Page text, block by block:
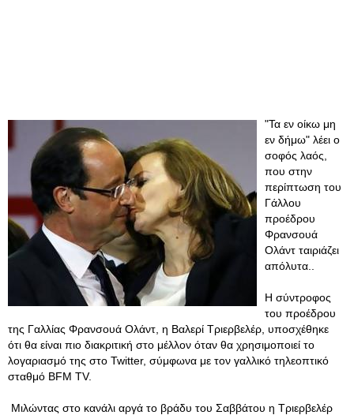
"Τα εν οίκω μη
εν δήμω" λέει ο
σοφός λαός,
που στην
περίπτωση του
Γάλλου
προέδρου
Φρανσουά
Ολάντ ταιριάζει
απόλυτα..
Η σύντροφος
του προέδρου
της Γαλλίας Φρανσουά Ολάντ, η Βαλερί Τριερβελέρ, υποσχέθηκε
ότι θα είναι πιο διακριτική στο μέλλον όταν θα χρησιμοποιεί το
λογαριασμό της στο Twitter, σύμφωνα με τον γαλλικό τηλεοπτικό
σταθμό BFM TV.
Μιλώντας στο κανάλι αργά το βράδυ του Σαββάτου η Τριερβελέρ